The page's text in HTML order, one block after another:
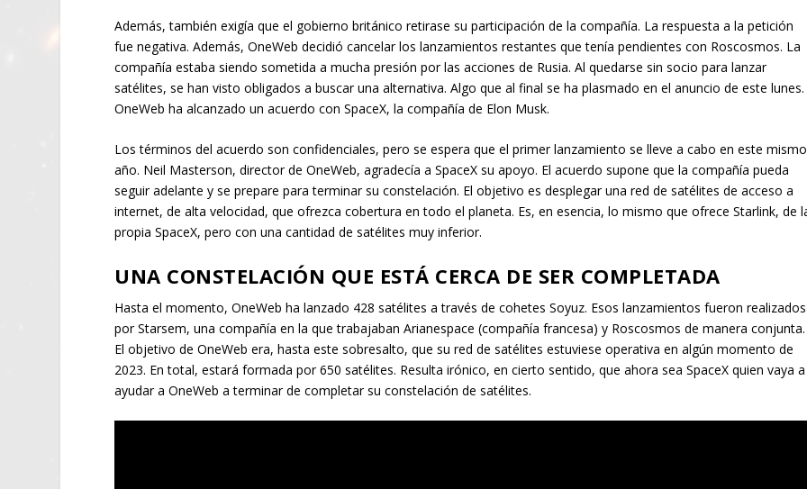
Además, también exigía que el gobierno británico retirase su participación de la compañía. La respuesta a la petición
fue negativa. Además, OneWeb decidió cancelar los lanzamientos restantes que tenía pendientes con Roscosmos. La
compañía estaba siendo sometida a mucha presión por las acciones de Rusia. Al quedarse sin socio para lanzar
satélites, se han visto obligados a buscar una alternativa. Algo que al final se ha plasmado en el anuncio de este lunes.
OneWeb ha alcanzado un acuerdo con SpaceX, la compañía de Elon Musk.
Los términos del acuerdo son confidenciales, pero se espera que el primer lanzamiento se lleve a cabo en este mismo
año. Neil Masterson, director de OneWeb, agradecía a SpaceX su apoyo. El acuerdo supone que la compañía pueda
seguir adelante y se prepare para terminar su constelación. El objetivo es desplegar una red de satélites de acceso a
internet, de alta velocidad, que ofrezca cobertura en todo el planeta. Es, en esencia, lo mismo que ofrece Starlink, de
propia SpaceX, pero con una cantidad de satélites muy inferior.
UNA CONSTELACIÓN QUE ESTÁ CERCA DE SER COMPLETADA
Hasta el momento, OneWeb ha lanzado 428 satélites a través de cohetes Soyuz. Esos lanzamientos fueron realizados
por Starsem, una compañía en la que trabajaban Arianespace (compañía francesa) y Roscosmos de manera conjunta.
El objetivo de OneWeb era, hasta este sobresalto, que su red de satélites estuviese operativa en algún momento de
2023. En total, estará formada por 650 satélites. Resulta irónico, en cierto sentido, que ahora sea SpaceX quien vaya a
ayudar a OneWeb a terminar de completar su constelación de satélites.